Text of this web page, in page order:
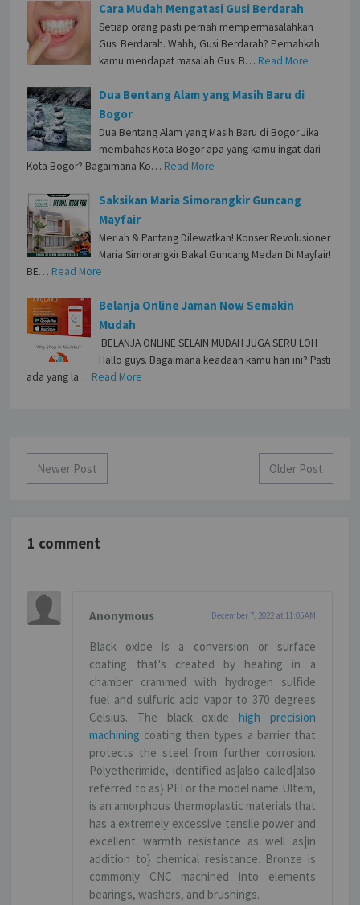
Cara Mudah Mengatasi Gusi Berdarah
Setiap orang pasti pernah mempermasalahkan
Gusi Berdarah. Wahh, Gusi Berdarah? Pernahkah
kamu mendapat masalah Gusi B… Read More
Dua Bentang Alam yang Masih Baru di
Bogor
Dua Bentang Alam yang Masih Baru di Bogor Jika
membahas Kota Bogor apa yang kamu ingat dari
Kota Bogor? Bagaimana Ko… Read More
Saksikan Maria Simorangkir Guncang
Mayfair
Meriah & Pantang Dilewatkan! Konser Revolusioner
Maria Simorangkir Bakal Guncang Medan Di Mayfair!
BE… Read More
Belanja Online Jaman Now Semakin
Mudah
BELANJA ONLINE SELAIN MUDAH JUGA SERU LOH
Hallo guys. Bagaimana keadaan kamu hari ini? Pasti
ada yang la… Read More
Newer Post Older Post
1 comment
Anonymous December 7, 2022 at 11:05 AM
Black oxide is a conversion or surface
coating that's created by heating in a
chamber crammed with hydrogen sulfide
fuel and sulfuric acid vapor to 370 degrees
Celsius. The black oxide high precision
machining coating then types a barrier that
protects the steel from further corrosion.
Polyetherimide, identified as|also called|also
referred to as} PEI or the model name Ultem,
is an amorphous thermoplastic materials that
has a extremely excessive tensile power and
excellent warmth resistance as well as|in
addition to} chemical resistance. Bronze is
commonly CNC machined into elements
bearings, washers, and brushings.